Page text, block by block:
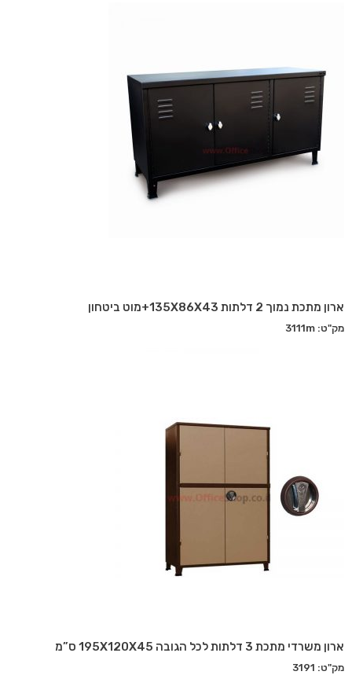
ארון מתכת נמוך 2 דלתות 135X86X43+מוט ביטחון
מק"ט: 3111m
ארון משרדי מתכת 3 דלתות לכל הגובה 195X120X45 ס”מ
מק"ט: 3191